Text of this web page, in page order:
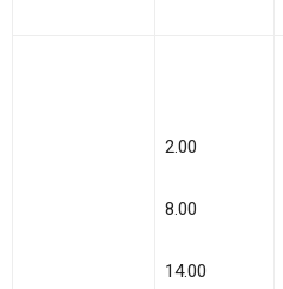
2.00
8.00
14.00